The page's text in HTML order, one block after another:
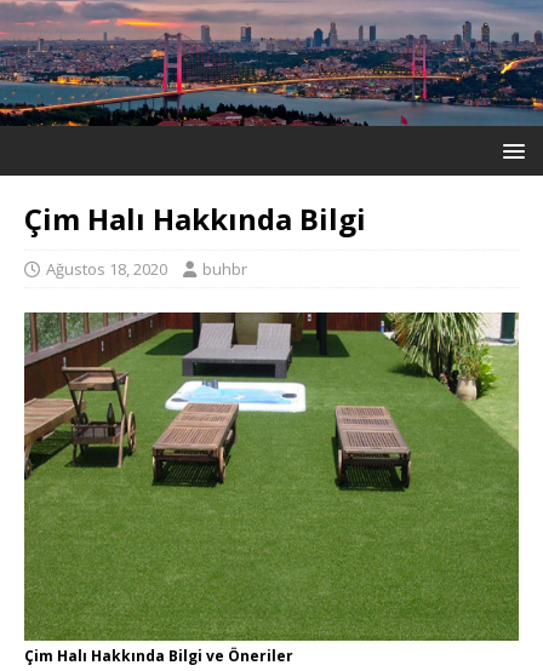
Çim Halı Hakkında Bilgi
Ağustos 18, 2020 buhbr
Çim Halı Hakkında Bilgi ve Öneriler